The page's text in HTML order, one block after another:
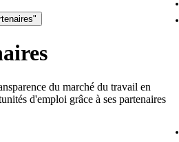
du marché du travail en
d'emploi grâce à ses partenaires